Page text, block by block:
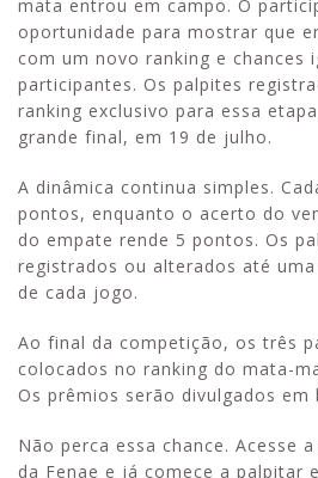
mata entrou em campo. O
oportunidade para mostrar que
com um novo ranking e chances
participantes. Os palpites
ranking exclusivo para essa
grande final, em 19 de julho.
A dinâmica continua simples.
pontos, enquanto o acerto do
do empate rende 5 pontos. Os
registrados ou alterados até
de cada jogo.
Ao final da competição, os três
colocados no ranking do mata-
Os prêmios serão divulgados em
Não perca essa chance. Acesse
da Fenae e já comece a palpitar